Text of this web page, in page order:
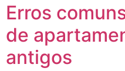
Erros
de
antigos